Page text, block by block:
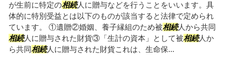
が生前に特定の相続人に贈与などを行うことをいいます。具
体的に特別受益とは以下のものが該当すると法律で定められ
ています。 ①遺贈②婚姻、養子縁組のため被相続人から共同
相続人に贈与された財貨③「生計の資本」として被相続人か
ら共同相続人に贈与された財貨これは、生命保...